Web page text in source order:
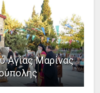
Αγίας Μαρίνας